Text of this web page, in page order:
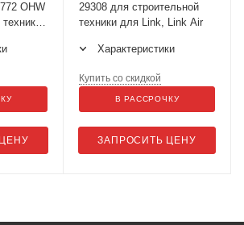
OHW
29308 для строительной
техники для Link, Link Air
Характеристики
ЗАПРОСИТЬ ЦЕНУ
Купить со скидкой
В РАССРОЧКУ